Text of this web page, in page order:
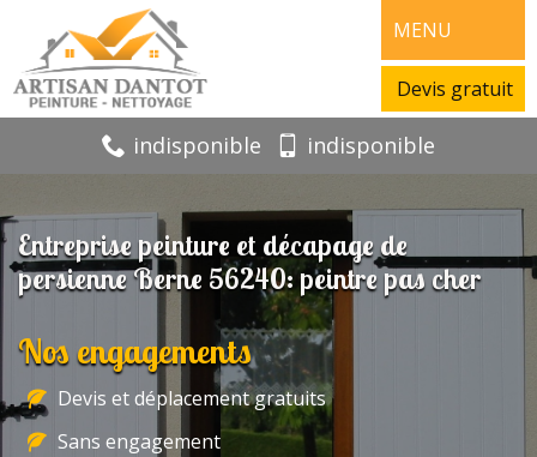
MENU
Devis gratuit
indisponible indisponible
Entreprise peinture et décapage de
persienne Berne 56240: peintre pas cher
Nos engagements
Devis et déplacement gratuits
Sans engagement